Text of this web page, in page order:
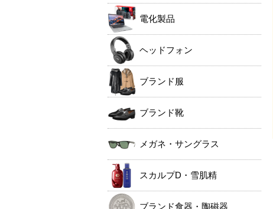
電化製品
ヘッドフォン
ブランド服
ブランド靴
メガネ・サングラス
スカルプD・雪肌精
ブランド食器・陶磁器